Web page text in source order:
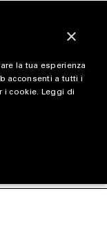
×
la tua esperienza
acconsenti a tutti i
i cookie. Leggi di